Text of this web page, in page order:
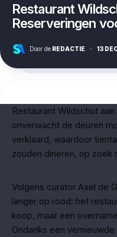
Restaurant
Reserveringen
Door de REDACTIE · 13
Restaurant Wildschut
onverwacht de deuren
verklaard, waardoor
zouden dineren, op zoek
Volgens curator Axel de
langer op rood: het
koop, maar een
Ondanks een